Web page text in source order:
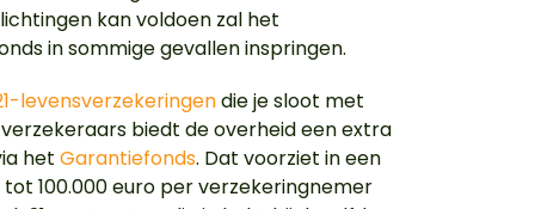
kan voldoen zal het
in sommige gevallen inspringen.
levensverzekeringendie je sloot met
biedt de overheid een extra
hetGarantiefonds. Dat voorziet in een
100.000 euro per verzekeringnemer